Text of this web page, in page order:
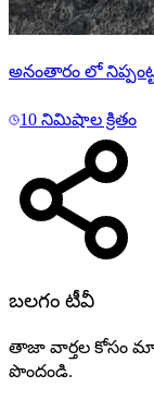
అనంతారం లో
10 నిమిషాల క్రితం
బలగం టీవీ
తాజా వార్తల కోసం
పొందండి.